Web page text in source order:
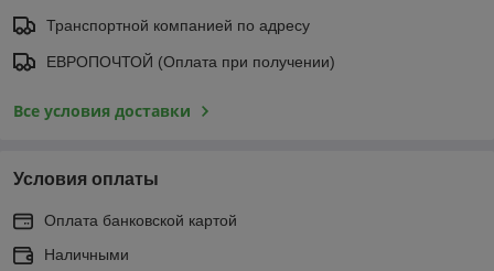
Транспортной компанией по адресу
ЕВРОПОЧТОЙ (Оплата при получении)
Все условия доставки
Условия оплаты
Оплата банковской картой
Наличными